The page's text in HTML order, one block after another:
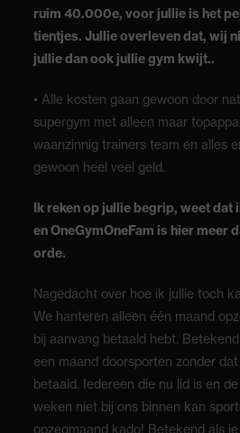
ruim 40.000e, voor jullie is het
tientjes. Jullie overleven dat, wij
jullie dan ook jullie gym kwijt..
• Alle kosten gaan gewoon door
supergym met alleen maar
waanzinnig trainers team en alles
gewoon heel veel geld.
Ik reken op jullie begrip, weet dat
en OneGymOneFam is hier meer
orde.
Nagedacht over hoe ik jullie toch
We hanteren alleen één maand
bij aanvang betaald hebt.
een maand doorsporten zonder
betaald. Iedereen die nu lid is en
weken niet bij ons binnen kan
opzegmaand kado! Betekend als